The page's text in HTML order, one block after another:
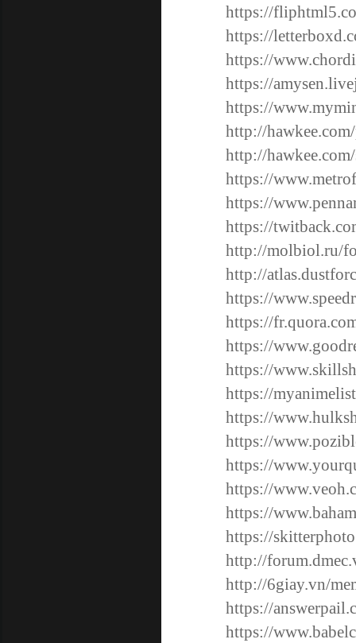
https://
https://
https://
https://
https://
http://
http://
https://
https://
https://
http://molbiol.ru/
http://
https://
https://
https://
https://
https://
https://
https://
https://
https://
https://
https://
http://
http://6giay.vn/
https://
https://